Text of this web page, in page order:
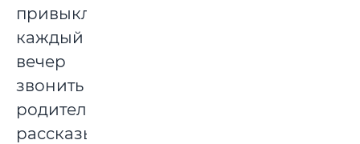
привыкла
каждый
вечер
звонить
родителям,
рассказывать,